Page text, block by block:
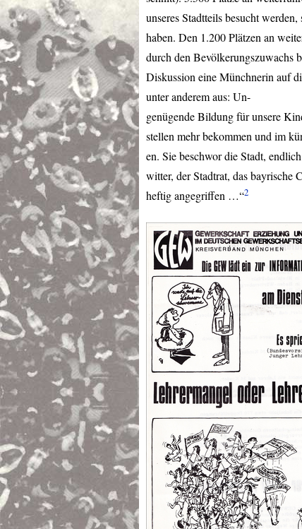
unseres Stadtteils besucht
haben. Den 1.200 Plätzen an
durch den Bevölkerungszuwachs
Diskussion eine Münchnerin auf
unter anderem aus: Un-
genügende Bildung für unsere
stellen mehr bekommen und im
en. Sie beschwor die Stadt,
witter, der Stadtrat, das bayrische
heftig angegriffen …“2